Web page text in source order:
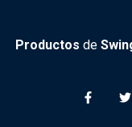
Productos de
F
a
T
w